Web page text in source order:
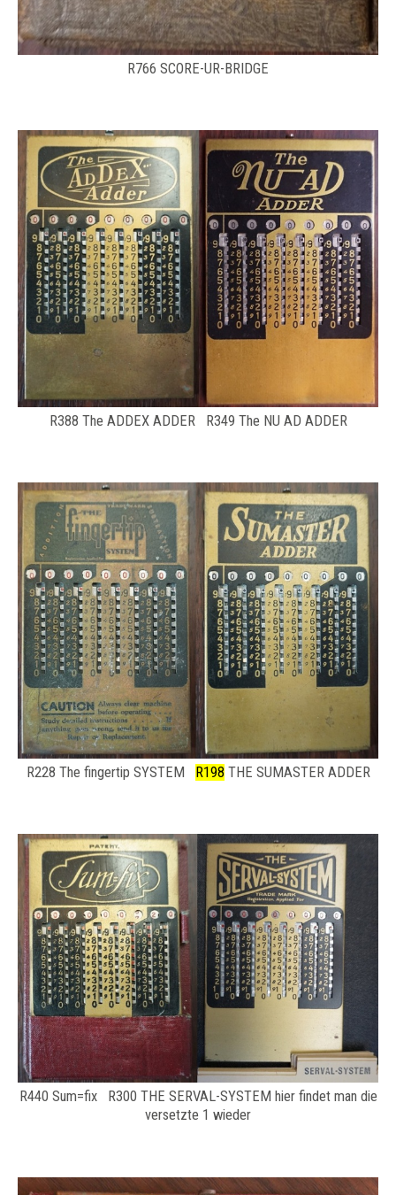
R766 SCORE-UR-BRIDGE
R388 The ADDEX ADDER R349 The NU AD ADDER
R228 The fingertip SYSTEM R198THE SUMASTER ADDER
R440 Sum=fix R300 THE SERVAL-SYSTEM hier findet man die
versetzte 1 wieder